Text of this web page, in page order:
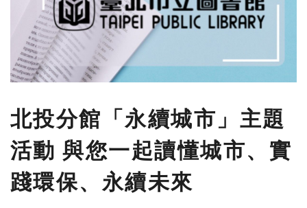
北投分館「永續城市」主題
活動 與您一起讀懂城市、實
踐環保、永續未來